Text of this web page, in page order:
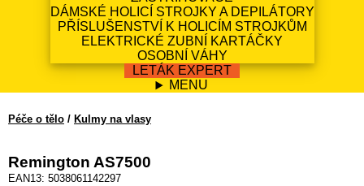
DÁMSKÉ HOLICÍ STROJKY A DEPILÁTORY
PŘÍSLUŠENSTVÍ K HOLICÍM STROJKŮM
ELEKTRICKÉ ZUBNÍ KARTÁČKY
OSOBNÍ VÁHY
LETÁK EXPERT
MENU
Péče o tělo / Kulmy na vlasy
Remington AS7500
EAN13: 5038061142297